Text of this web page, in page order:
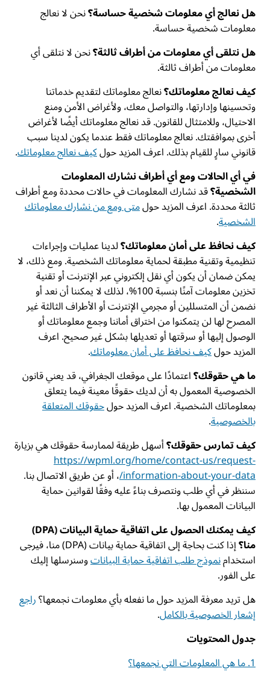
هل نعالج أي معلومات شخصية حساسة؟نحن لا نعالج
معلومات شخصية حساسة.
هل نتلقى أي معلومات من أطراف ثالثة؟نحن لا نتلقى أي
معلومات من أطراف ثالثة.
كيف نعالج معلوماتك؟نعالج معلوماتك لتقديم خدماتنا
وتحسينها وإدارتها، والتواصل معك، ولأغراض الأمن ومنع
الاحتيال، وللامتثال للقانون. قد نعالج معلوماتك أيضًا لأغراض
أخرى بموافقتك. نعالج معلوماتك فقط عندما يكون لدينا سبب
قانوني سارٍ للقيام بذلك. اعرف المزيد حولكيف نعالج معلوماتك.
في أي الحالات ومع أي أطراف نشارك المعلومات
الشخصية؟قد نشارك المعلومات في حالات محددة ومع أطراف
ثالثة محددة. اعرف المزيد حولمتى ومع من نشارك معلوماتك
الشخصية.
كيف نحافظ على أمان معلوماتك؟لدينا عمليات وإجراءات
تنظيمية وتقنية مطبقة لحماية معلوماتك الشخصية. ومع ذلك، لا
يمكن ضمان أن يكون أي نقل إلكتروني عبر الإنترنت أو تقنية
تخزين معلومات آمنًا بنسبة 100%، لذلك لا يمكننا أن نعد أو
نضمن أن المتسللين أو مجرمي الإنترنت أو الأطراف الثالثة غير
المصرح لها لن يتمكنوا من اختراق أماننا وجمع معلوماتك أو
الوصول إليها أو سرقتها أو تعديلها بشكل غير صحيح. اعرف
المزيد حولكيف نحافظ على أمان معلوماتك.
ما هي حقوقك؟اعتمادًا على موقعك الجغرافي، قد يعني قانون
الخصوصية المعمول به أن لديك حقوقًا معينة فيما يتعلق
بمعلوماتك الشخصية. اعرف المزيد حولحقوقك المتعلقة
بالخصوصية.
كيف تمارس حقوقك؟أسهل طريقة لممارسة حقوقك هي بزيارة
https://wpml.org/home/contact-us/request-
information-about-your-data/ ، أو عن طريق الاتصال بنا.
سننظر في أي طلب ونتصرف بناءً عليه وفقًا لقوانين حماية
البيانات المعمول بها.
كيف يمكنك الحصول على اتفاقية حماية البيانات (DPA)
منا؟ إذا كنت بحاجة إلى اتفاقية حماية بيانات (DPA) منا، فيرجى
استخدامنموذج طلب اتفاقية حماية البياناتوسنرسلها إليك
على الفور.
هل تريد معرفة المزيد حول ما نفعله بأي معلومات نجمعها؟راجع
إشعار الخصوصية بالكامل.
جدول المحتويات
1. ما هي المعلومات التي نجمعها؟